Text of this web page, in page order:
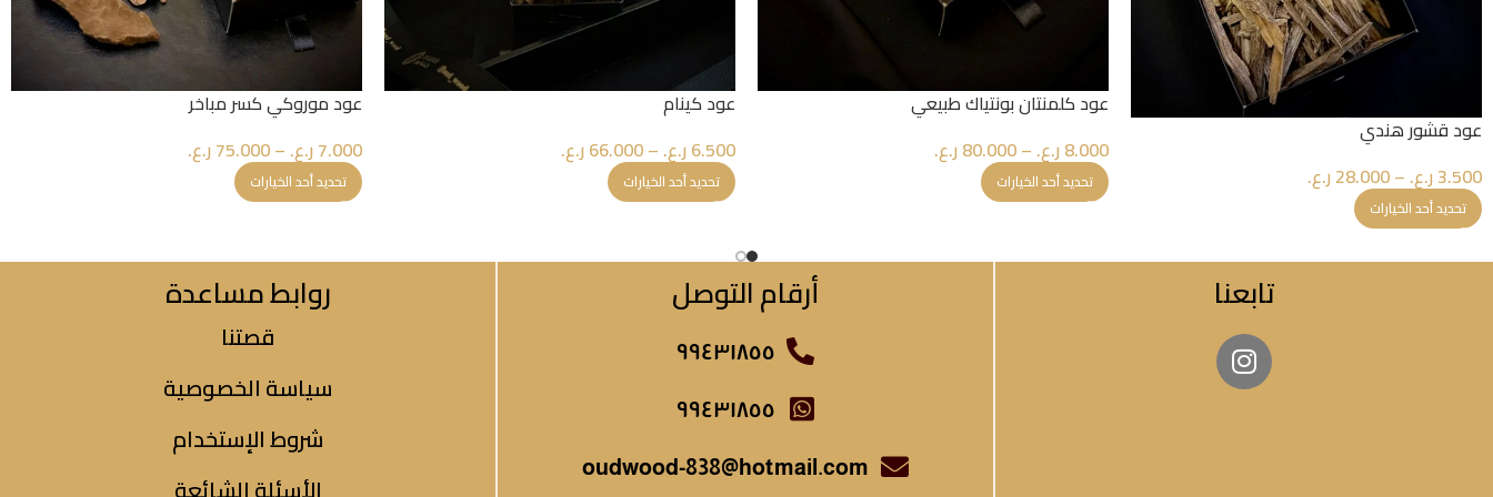
عود قشور هندي
3.500ر.ع. –
28.000ر.ع.
تحديد أحد الخيارات
عود كلمنتان بونتياك طبيعي
8.000ر.ع. –
80.000ر.ع.
تحديد أحد الخيارات
عود كينام
6.500ر.ع. –
66.000ر.ع.
تحديد أحد الخيارات
عود موروكي كسر مباخر
7.000ر.ع. –
75.000ر.ع.
تحديد أحد الخيارات
تابعنا أرقام التوصل
٩٩٤٣١٨٥٥
٩٩٤٣١٨٥٥
oudwood-838@hotmail.com
روابط مساعدة
قصتنا
سياسة الخصوصية
شروط الإستخدام